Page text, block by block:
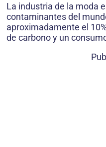
La industria de la moda
contaminantes del
aproximadamente el
de carbono y un